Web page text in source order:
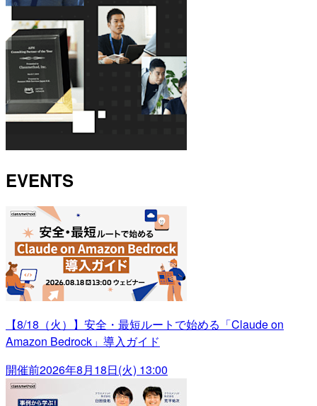
EVENTS
【8/18（火）】安全・最短ルートで始める「Claude on
Amazon Bedrock」導入ガイド
開催前2026年8月18日(火) 13:00